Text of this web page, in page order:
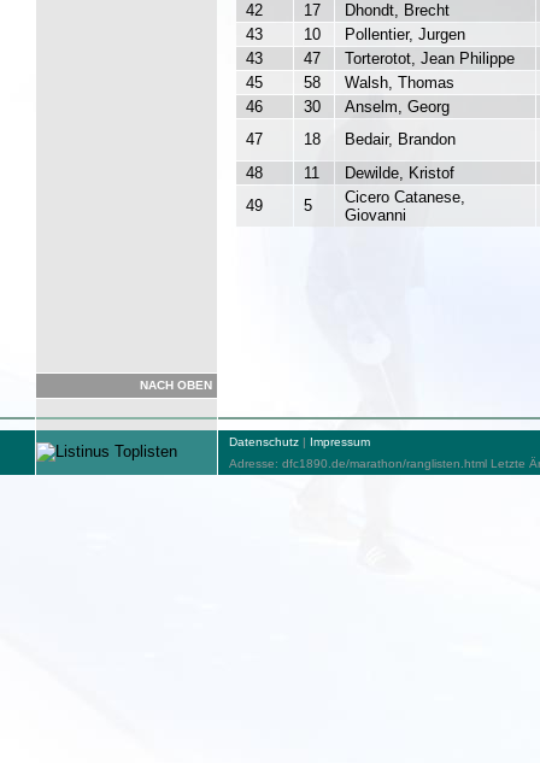
42
17
Dhondt, Brecht
43
10
Pollentier, Jurgen
43
47
Torterotot, Jean Philippe
45
58
Walsh, Thomas
46
30
Anselm, Georg
47
18
Bedair, Brandon
48
11
Dewilde, Kristof
49
5
Cicero Catanese,
Giovanni
NACH OBEN
Datenschutz | Impressum
Adresse: dfc1890.de/marathon/ranglisten.html Letzte